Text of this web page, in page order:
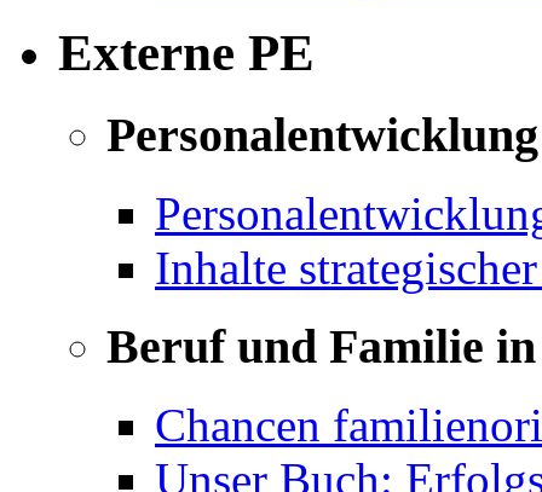
Externe PE
Inhalte
Beruf und Familie
Chancen
Unser Buch: